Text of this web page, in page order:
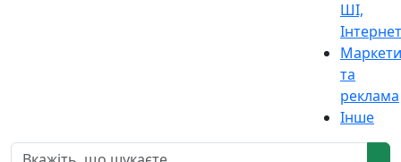
ШІ,
Інтернет
та
реклама
Інше